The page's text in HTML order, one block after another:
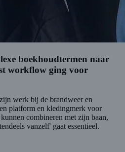
boekhoudtermen naar
workflow ging voor
werk bij de brandweer en
platform en kledingmerk voor
combineren met zijn baan,
vanzelf' gaat essentieel.